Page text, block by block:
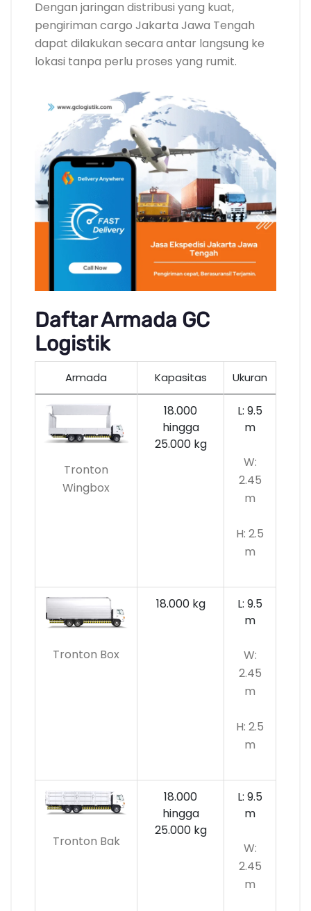
Dengan jaringan distribusi yang kuat,
pengiriman cargo Jakarta Jawa Tengah
dapat dilakukan secara antar langsung ke
lokasi tanpa perlu proses yang rumit.
Daftar Armada GC
Logistik
Armada Kapasitas Ukuran
Tronton
Wingbox
18.000
hingga
25.000 kg
L: 9.5
m
W:
2.45
m
H: 2.5
m
Tronton Box
18.000 kg
L: 9.5
m
W:
2.45
m
H: 2.5
m
Tronton Bak
18.000
hingga
25.000 kg
L: 9.5
m
W:
2.45
m